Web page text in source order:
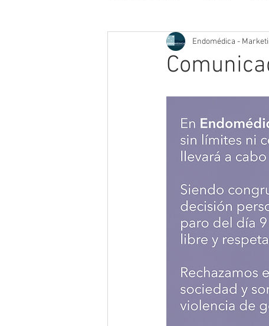
Intervencionismo Periférico
Prueba FIT
Endomédica -